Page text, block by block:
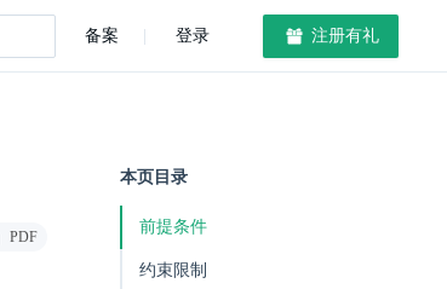
备案 登录 注册有礼
PDF
本页目录
前提条件
约束限制